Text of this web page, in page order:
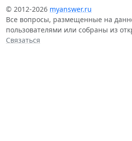
© 2012-2026 myanswer.ru
Все вопросы, размещенные на
пользователями или собраны из
Связаться